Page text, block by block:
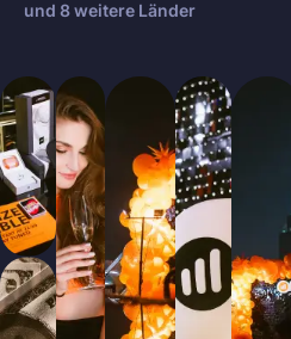
und 8 weitere Länder